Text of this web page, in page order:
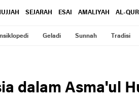
SEJARAH ESAI AMALIYAH AL-
Geladi Sunnah Tradisi
dalam Asma'ul